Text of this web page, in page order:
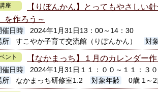
座
【りぼんかん】とってもやさしい
を作ろう～
催日時
2024年1月31日13：00～14：30
所
すこやか子育て交流館（りぼんかん） 対
ント 【なかまっち】１月のカレンダー作
催日時
2024年1月31日１１：００～１１：３
所
なかまっち研修室1.2 対象年齢 0歳 1～